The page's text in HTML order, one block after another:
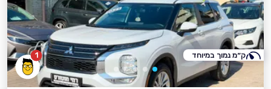
1 ק״מ נמוך במיוחד